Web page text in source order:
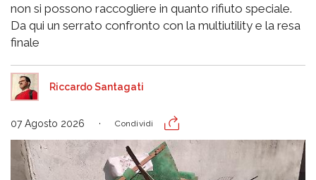
non si possono raccogliere in quanto rifiuto speciale.
Da qui un serrato confronto con la multiutility e la resa
finale
Riccardo Santagati
07 Agosto 2026 Condividi